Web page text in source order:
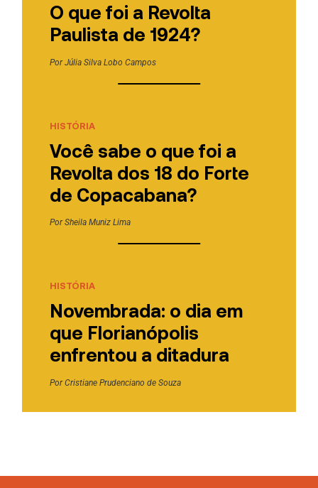
O que foi a Revolta
Paulista de 1924?
PorJúlia Silva Lobo Campos
HISTÓRIA
Você sabe o que foi a
Revolta dos 18 do Forte
de Copacabana?
PorSheila Muniz Lima
HISTÓRIA
Novembrada: o dia em
que Florianópolis
enfrentou a ditadura
PorCristiane Prudenciano de Souza